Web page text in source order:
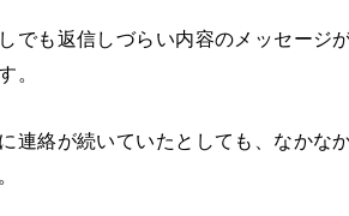
でも返信しづらい内容のメッセージ
。
連絡が続いていたとしても、なかな